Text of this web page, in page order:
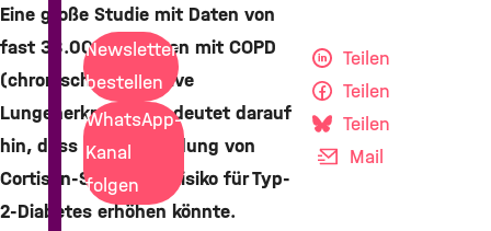
Eine große Studie mit Daten von
fast 38.000 Personen mit COPD
(chronisch obstruktive
Lungenerkrankung) deutet darauf
hin, dass die Verwendung von
Cortison-Spray das Risiko für Typ-
2-Diabetes erhöhen könnte.
Teilen
Teilen
Teilen
Mail
Newsletter
bestellen
WhatsApp-
Kanal
folgen